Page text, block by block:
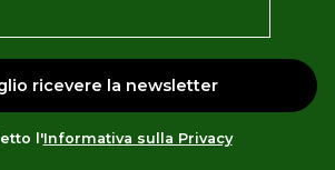
ricevere la newsletter
l'Informativa sulla Privacy